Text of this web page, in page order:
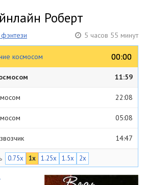
Роберт
5 часов 55 минут
космосом 00:00
00:00
11:59
22:08
05:08
14:47
0.75x 1x 1.25x 1.5x 2x